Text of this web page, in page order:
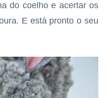
do coelho e acertar os
E está pronto o seu